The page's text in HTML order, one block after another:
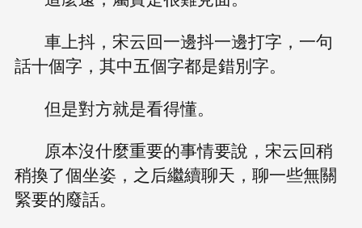
車上抖，宋云回一邊抖一邊打字，一句
話十個字，其中五個字都是錯別字。
但是對方就是看得懂。
原本沒什麼重要的事情要說，宋云回稍
稍換了個坐姿，之后繼續聊天，聊一些無關
緊要的廢話。